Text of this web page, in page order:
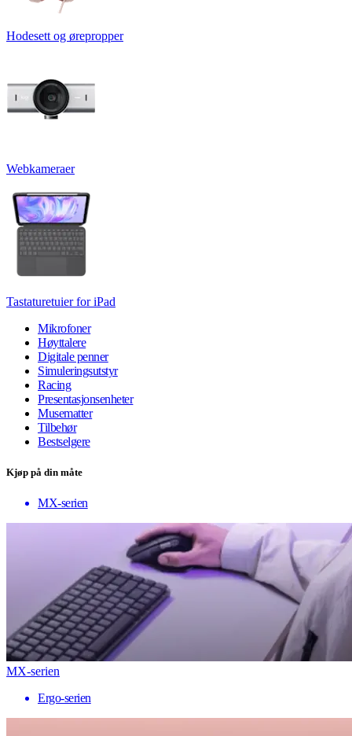
Hodesett og ørepropper
Webkameraer
Tastaturetuier for iPad
Mikrofoner
Høyttalere
Digitale penner
Simuleringsutstyr
Racing
Presentasjonsenheter
Musematter
Tilbehør
Bestselgere
Kjøp på din måte
MX-serien
MX-serien
Ergo-serien